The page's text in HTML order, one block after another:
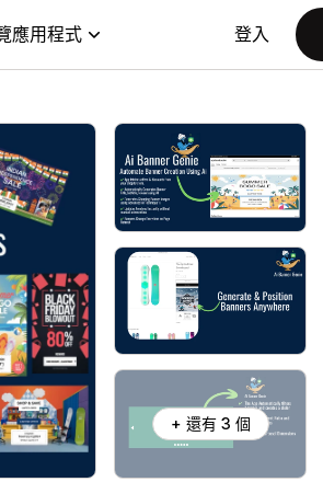
應用程式 登入
+ 還有 3 個